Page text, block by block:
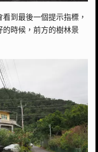
到最後一個提示指標，
的時候，前方的樹林景